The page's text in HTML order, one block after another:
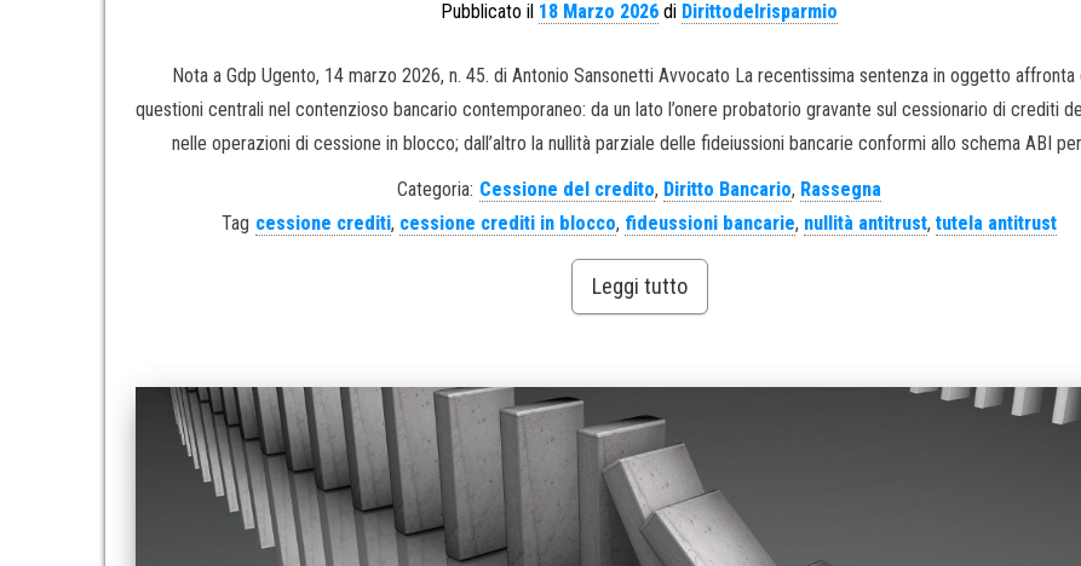
Pubblicato il 18 Marzo 2026 di Dirittodelrisparmio
Nota a Gdp Ugento, 14 marzo 2026, n. 45. di Antonio Sansonetti Avvocato La recentissima sentenza in oggetto affronta
questioni centrali nel contenzioso bancario contemporaneo: da un lato l’onere probatorio gravante sul cessionario di crediti
nelle operazioni di cessione in blocco; dall’altro la nullità parziale delle fideiussioni bancarie conformi allo schema ABI
Categoria: Cessione del credito, Diritto Bancario, Rassegna
Tag cessione crediti, cessione crediti in blocco, fideussioni bancarie, nullità antitrust,tutela antitrust
Leggi tutto